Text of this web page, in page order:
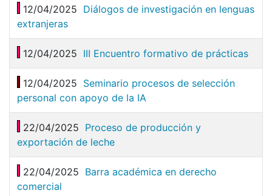
12/04/2025 Diálogos de investigación en lenguas
extranjeras
12/04/2025 III Encuentro formativo de prácticas
12/04/2025 Seminario procesos de selección
personal con apoyo de la IA
22/04/2025 Proceso de producción y
exportación de leche
22/04/2025 Barra académica en derecho
comercial